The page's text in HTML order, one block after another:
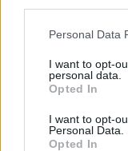
Please note that
not limited to your
grant or deny
use your data for
consent section.
Personal Data
I want to opt-
personal data.
Opted In
I want to opt-
Personal Data.
Opted In
Népszerű